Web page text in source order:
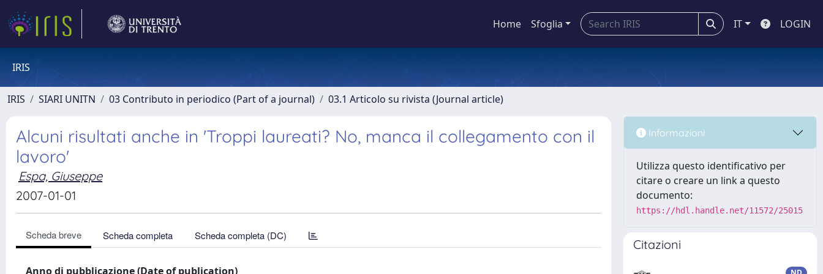
Home Sfoglia IT LOGIN
IRIS
IRIS SIARI UNITN 03 Contributo in periodico (Part of a journal) 03.1 Articolo su rivista (Journal article)
Alcuni risultati anche in 'Troppi laureati? No, manca il collegamento con il
lavoro'
Espa, Giuseppe
2007-01-01
Scheda breve Scheda completa Scheda completa (DC)
Anno di pubblicazione (Date of publication)
Informazioni
Utilizza questo identificativo per
citare o creare un link a questo
documento:
https://hdl.handle.net/11572/25015
Citazioni